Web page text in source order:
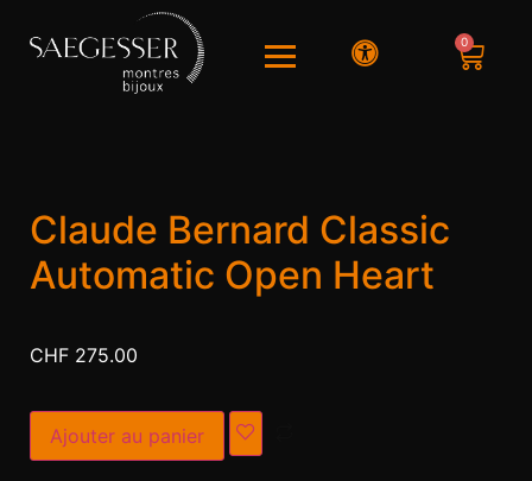
0
Claude Bernard Classic
Automatic Open Heart
CHF 275.00
Ajouter au panier